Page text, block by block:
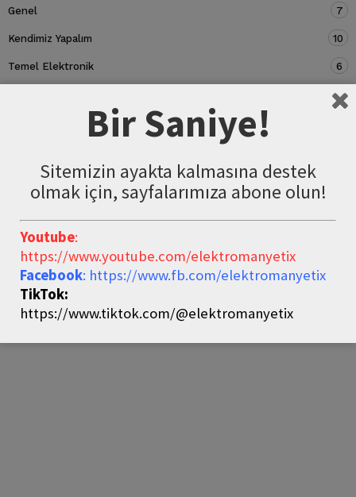
Genel 7
Kendimiz Yapalım 10
Temel Elektronik 6
5
Bir Saniye!
Sitemizin ayakta kalmasına destek
olmak için, sayfalarımıza abone olun!
Youtube:
https://www.youtube.com/elektromanyetix
Facebook: https://www.fb.com/elektromanyetix
TikTok:
https://www.tiktok.com/@elektromanyetix